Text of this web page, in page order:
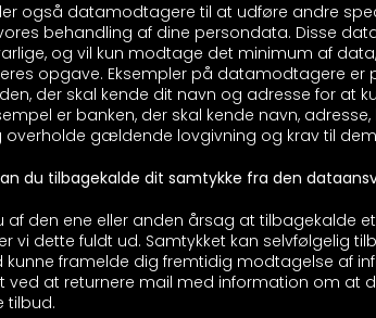
også datamodtagere til at udføre andre
behandling af dine persondata. Disse
og vil kun modtage det minimum af
opgave. Eksempler på datamodtagere er
der skal kende dit navn og adresse for at
er banken, der skal kende navn,
overholde gældende lovgivning og krav til
du tilbagekalde dit samtykke fra den
af den ene eller anden årsag at tilbagekalde
vi dette fuldt ud. Samtykket kan selvfølgelig
kunne framelde dig fremtidig modtagelse af
ved at returnere mail med information om at
tilbud.